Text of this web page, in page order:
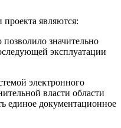
являются:
значительно
эксплуатации
электронного
власти области
единое документационное